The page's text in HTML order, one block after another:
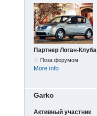
Партнер Логан-Клуба
Поза форумом
More info
Garko
Активный участник